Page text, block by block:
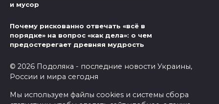
и мусор
Почему рискованно отвечать «всё в
порядке» на вопрос «как дела»: о чем
предостерегает древняя мудрость
© 2026 Подоляка - последние новости Украины,
России и мира сегодня
Мы используем файлы cookies и системы сбора